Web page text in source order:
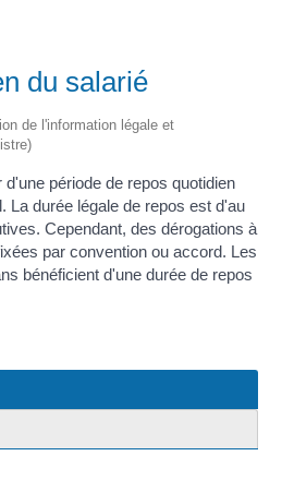
du salarié
de l'information légale et
période de repos quotidien
La durée légale de repos est d'au
Cependant, des dérogations à
par convention ou accord. Les
bénéficient d'une durée de repos